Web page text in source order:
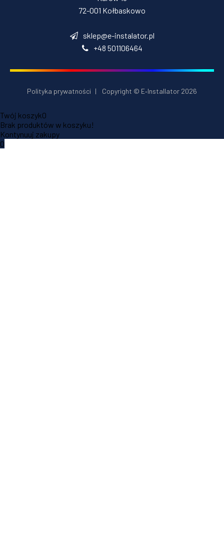
72-001 Kołbaskowo
sklep@e-instalator.pl
+48 501106464
Polityka prywatności | Copyright © E‑Installator 2026
Twój koszyk0
Brak produktów w koszyku!
Kontynuuj zakupy
0